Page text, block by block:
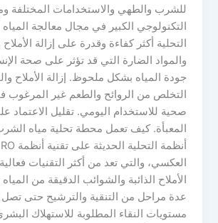
للشرب والطهي والاستخدامات المختلفة
التكنولوجي الكبير في مجال معالجة
التحلية أكثر كفاءة وقدرة على إزالة
والمواد الضارة التي قد تؤثر على صحة
جودة المياه بشكل ملحوظ. إزالة الأملاح
التخلص من الروائح والطعم غير المرغوب
صحية للاستخدام اليومي. تقليل الاعتماد
المعبأة. كيف تعمل محطة تحلية مياه
العكسي، والتي تعد من أكثر التقنيات
الأملاح الذائبة والشوائب الدقيقة من
عدة مراحل من التنقية والترشيح حتى
مستويات النقاء المطلوبة للاستهلاك